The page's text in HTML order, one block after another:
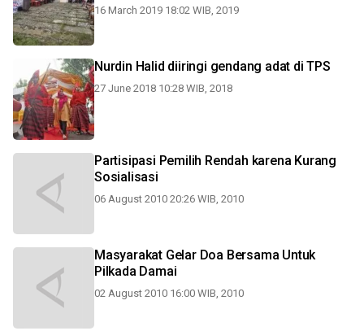
16 March 2019 18:02 WIB, 2019
Nurdin Halid diiringi gendang adat di TPS
27 June 2018 10:28 WIB, 2018
Partisipasi Pemilih Rendah karena Kurang
Sosialisasi
06 August 2010 20:26 WIB, 2010
Masyarakat Gelar Doa Bersama Untuk
Pilkada Damai
02 August 2010 16:00 WIB, 2010